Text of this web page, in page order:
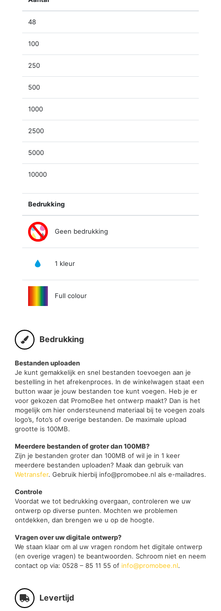
48
100
250
500
1000
2500
5000
10000
Bedrukking
Geen bedrukking
1 kleur
Full colour
Bedrukking
Bestanden uploaden
Je kunt gemakkelijk en snel bestanden toevoegen aan je
bestelling in het afrekenproces. In de winkelwagen staat een
button waar je jouw bestanden toe kunt voegen. Heb je er
voor gekozen dat PromoBee het ontwerp maakt? Dan is het
mogelijk om hier ondersteunend materiaal bij te voegen zoals
logo’s, foto’s of overige bestanden. De maximale upload
grootte is 100MB.
Meerdere bestanden of groter dan 100MB?
Zijn je bestanden groter dan 100MB of wil je in 1 keer
meerdere bestanden uploaden? Maak dan gebruik van
Wetransfer. Gebruik hierbij info@promobee.nl als e-mailadres.
Controle
Voordat we tot bedrukking overgaan, controleren we uw
ontwerp op diverse punten. Mochten we problemen
ontdekken, dan brengen we u op de hoogte.
Vragen over uw digitale ontwerp?
We staan klaar om al uw vragen rondom het digitale ontwerp
(en overige vragen) te beantwoorden. Schroom niet en neem
contact op via: 0528 – 85 11 55 of info@promobee.nl.
Levertijd